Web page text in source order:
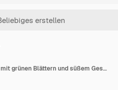
Glücklicher lächelnder Zeichentrickbaum mit grünen Blättern und süßem Gesicht